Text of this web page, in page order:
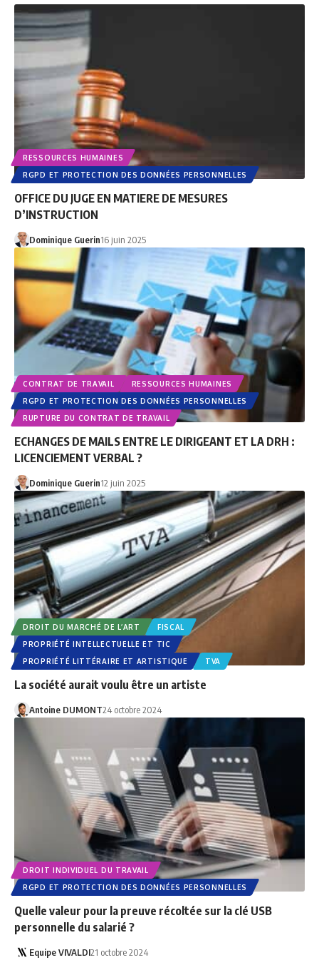
RESSOURCES HUMAINES
RGPD ET PROTECTION DES DONNÉES PERSONNELLES
OFFICE DU JUGE EN MATIERE DE MESURES
D’INSTRUCTION
Dominique Guerin16 juin 2025
CONTRAT DE TRAVAIL
RESSOURCES HUMAINES
RGPD ET PROTECTION DES DONNÉES PERSONNELLES
RUPTURE DU CONTRAT DE TRAVAIL
ECHANGES DE MAILS ENTRE LE DIRIGEANT ET LA DRH :
LICENCIEMENT VERBAL ?
Dominique Guerin12 juin 2025
DROIT DU MARCHÉ DE L’ART
FISCAL
PROPRIÉTÉ INTELLECTUELLE ET TIC
PROPRIÉTÉ LITTÉRAIRE ET ARTISTIQUE
TVA
La société aurait voulu être un artiste
Antoine DUMONT24 octobre 2024
DROIT INDIVIDUEL DU TRAVAIL
RGPD ET PROTECTION DES DONNÉES PERSONNELLES
Quelle valeur pour la preuve récoltée sur la clé USB
personnelle du salarié ?
Equipe VIVALDI21 octobre 2024